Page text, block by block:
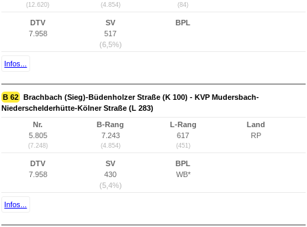
(12.620) (4.854) (84)
DTV
7.958
SV
517
(6,5%)
BPL
Infos...
B 62 Brachbach (Sieg)-Büdenholzer Straße (K 100) - KVP Mudersbach-
Niederschelderhütte-Kölner Straße (L 283)
Nr.
5.805
(7.248)
B-Rang
7.243
(4.854)
L-Rang
617
(451)
Land
RP
DTV
7.958
SV
430
(5,4%)
BPL
WB*
Infos...